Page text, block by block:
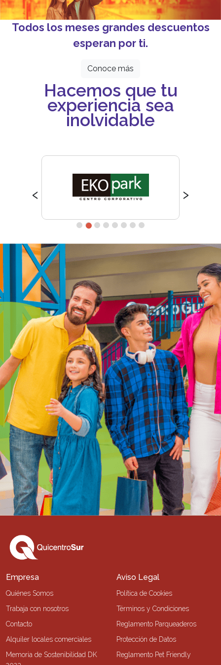
Todos los meses grandes descuentos
esperan por ti.
Conoce más
Hacemos que tu
experiencia sea
inolvidable
‹ ›
Empresa
Quiénes Somos
Trabaja con nosotros
Contacto
Alquiler locales comerciales
Memoria de Sostenibilidad DK
Aviso Legal
Política de Cookies
Términos y Condiciones
Reglamento Parqueaderos
Protección de Datos
Reglamento Pet Friendly